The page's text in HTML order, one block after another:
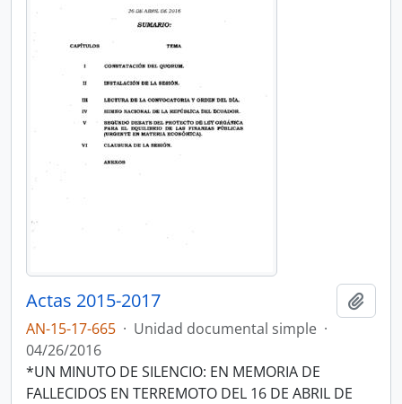
Actas 2015-2017
AN-15-17-665 · Unidad documental simple ·
04/26/2016
*UN MINUTO DE SILENCIO: EN MEMORIA DE
FALLECIDOS EN TERREMOTO DEL 16 DE ABRIL DE